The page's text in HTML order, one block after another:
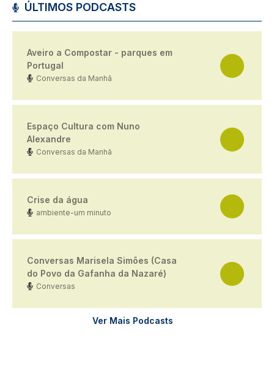
ÚLTIMOS PODCASTS
Aveiro a Compostar - parques em
Portugal
Conversas da Manhã
Espaço Cultura com Nuno
Alexandre
Conversas da Manhã
Crise da água
ambiente-um minuto
Conversas Marisela Simões (Casa
do Povo da Gafanha da Nazaré)
Conversas
Ver Mais Podcasts